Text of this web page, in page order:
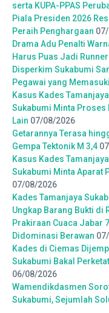
serta KUPA-PPAS
Piala Presiden 2026
Peraih Penghargaan
Drama Adu Penalti
Harus Puas Jadi
Disperkim Sukabumi
Pegawai yang
Kasus Kades
Sukabumi Minta Proses
Lain 07/08/2026
Getarannya Terasa
Gempa Tektonik M 3,4
Kasus Kades
Sukabumi Minta Aparat
07/08/2026
Kades Tamanjaya
Ungkap Barang Bukti di
Prakiraan Cuaca Jabar
Didominasi Berawan
Kades di Ciemas
Sukabumi Bakal
06/08/2026
Wamendikdasmen
Sukabumi, Sejumlah